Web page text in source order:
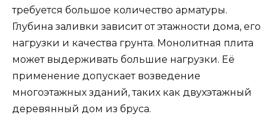
требуется большое количество арматуры.
Глубина заливки зависит от этажности дома, его
нагрузки и качества грунта. Монолитная плита
может выдерживать большие нагрузки. Её
применение допускает возведение
многоэтажных зданий, таких как двухэтажный
деревянный дом из бруса.